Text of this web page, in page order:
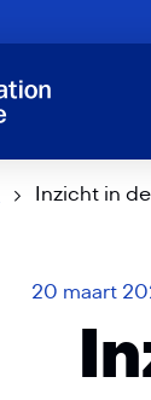
Inzicht in
20 maart